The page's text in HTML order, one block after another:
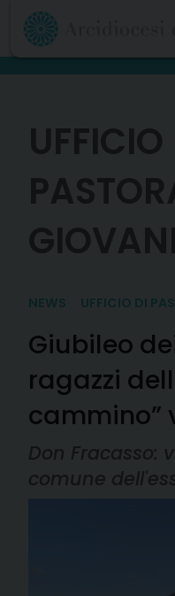
Skip
content
UFFICIO
NEWS UFFICIO DI
Giubileo
ragazzi
cammino”
Don Fracasso:
comune